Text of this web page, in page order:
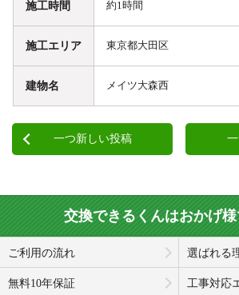
施工時間 約1時間
施工エリア 東京都大田区
建物名 メイツ大森西
一つ新しい投稿
交換できるくんはおかげ
ご利用の流れ 選ばれる
無料10年保証 工事対応